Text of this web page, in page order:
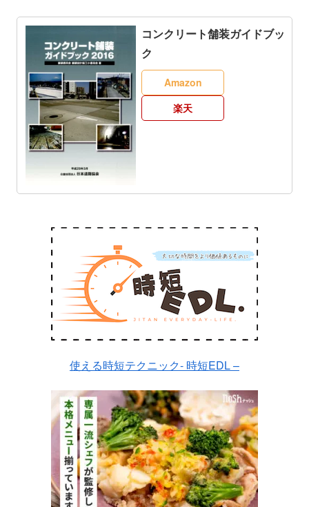
コンクリート舗装ガイドブッ
ク
Amazon
楽天
使える時短テクニック- 時短EDL –